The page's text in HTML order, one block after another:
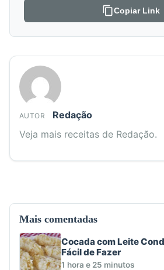
Mais comentadas
Cocada com Leite
Fácil de Fazer
1 hora e 25 minutos
Copiar Link
AUTOR
Redação
Veja mais receitas de Redação.